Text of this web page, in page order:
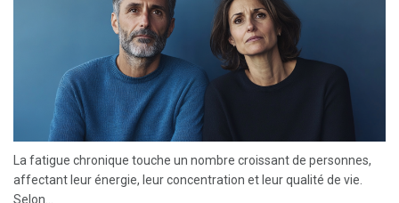
La fatigue chronique touche un nombre croissant de personnes,
affectant leur énergie, leur concentration et leur qualité de vie.
Selon...